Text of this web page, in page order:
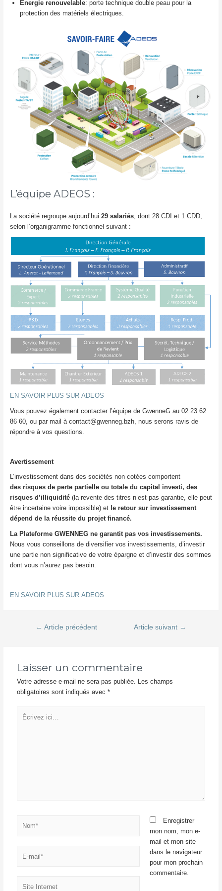
Énergie renouvelable: porte technique double peau pour la
protection des matériels électriques.
L’équipe ADEOS :
La société regroupe aujourd’hui 29 salariés, dont 28 CDI et 1 CDD,
selon l’organigramme fonctionnel suivant :
EN SAVOIR PLUS SUR ADEOS
Vous pouvez également contacter l’équipe de GwenneG au 02 23 62
86 60, ou par mail à contact@gwenneg.bzh, nous serons ravis de
répondre à vos questions.
Avertissement
L’investissement dans des sociétés non cotées comportent
des risques de perte partielle ou totale du capital investi, des
risques d’illiquidité(la revente des titres n’est pas garantie, elle peut
être incertaine voire impossible) et le retour sur investissement
dépend de la réussite du projet financé.
La Plateforme GWENNEG ne garantit pas vos investissements.
Nous vous conseillons de diversifier vos investissements, d’investir
une partie non significative de votre épargne et d’investir des sommes
dont vous n’aurez pas besoin.
EN SAVOIR PLUS SUR ADEOS
Navigation
← Article précédent Article suivant →
Laisser un commentaire
Votre adresse e-mail ne sera pas publiée. Les champs
obligatoires sont indiqués avec*
Écrivez
ici…
mail*
Enregistrer
mon nom, mon e-
mail et mon site
dans le navigateur
pour mon prochain
commentaire.